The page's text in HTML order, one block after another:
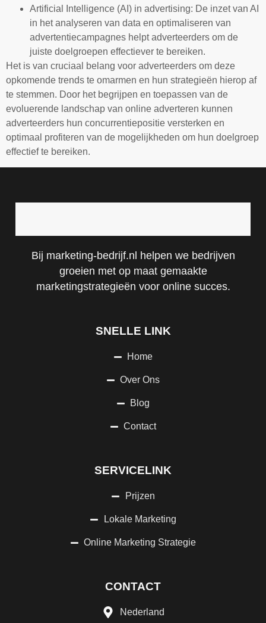
Artificial Intelligence (AI) in advertising: De inzet van AI
in het analyseren van data en optimaliseren van
advertentiecampagnes helpt adverteerders om de
juiste doelgroepen effectiever te bereiken.
Het is van cruciaal belang voor adverteerders om deze
opkomende trends te omarmen en hun strategieën hierop af
te stemmen. Door het begrijpen en toepassen van de
evoluerende landschap van online adverteren kunnen
adverteerders hun concurrentiepositie versterken en
optimaal profiteren van de mogelijkheden om hun doelgroep
effectief te bereiken.
Bij marketing-bedrijf.nl helpen we bedrijven
groeien met op maat gemaakte
marketingstrategieën voor online succes.
SNELLE LINK
Home
Over Ons
Blog
Contact
SERVICELINK
Prijzen
Lokale Marketing
Online Marketing Strategie
CONTACT
Nederland